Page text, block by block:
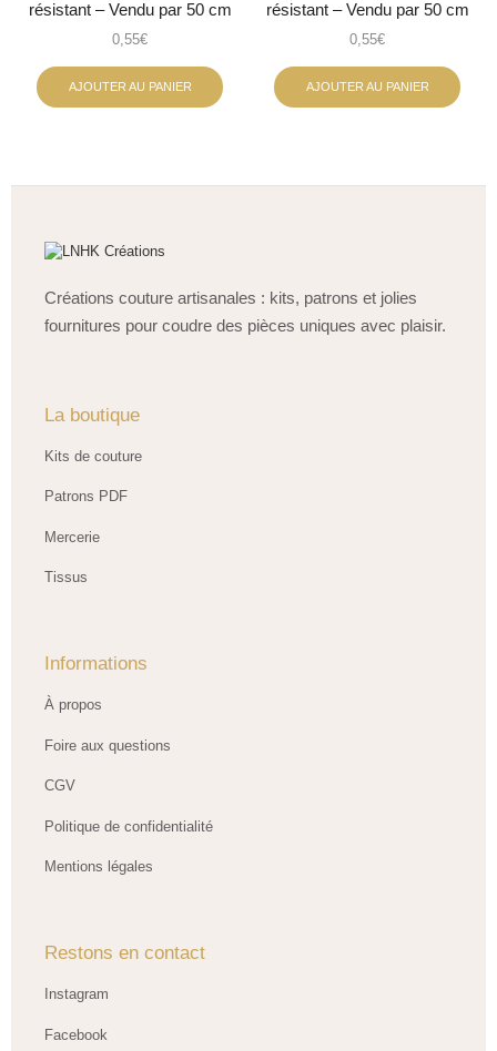
résistant – Vendu par 50 cm
0,55€
AJOUTER AU PANIER
résistant – Vendu par 50 cm
0,55€
AJOUTER AU PANIER
Créations couture artisanales : kits, patrons et jolies
fournitures pour coudre des pièces uniques avec plaisir.
La boutique
Kits de couture
Patrons PDF
Mercerie
Tissus
Informations
À propos
Foire aux questions
CGV
Politique de confidentialité
Mentions légales
Restons en contact
Instagram
Facebook